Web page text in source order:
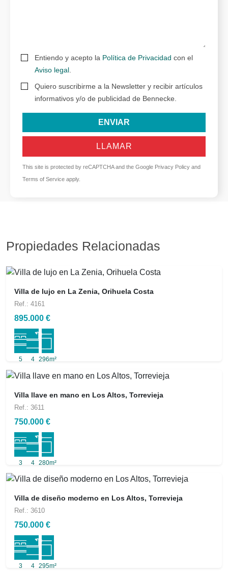
Entiendo y acepto la Política de Privacidad con el
Aviso legal
Quiero suscribirme a la Newsletter y recibir artículos
informativos y/o de publicidad de Bennecke.
ENVIAR
LLAMAR
This site is protected by reCAPTCHA and the Google Privacy Policy and
Terms of Service apply.
Propiedades Relacionadas
Villa de lujo en La Zenia, Orihuela Costa
Ref.: 4161
895.000 €
5 4 296m²
Villa llave en mano en Los Altos, Torrevieja
Ref.: 3611
750.000 €
3 4 280m²
Villa de diseño moderno en Los Altos, Torrevieja
Ref.: 3610
750.000 €
3 4 295m²